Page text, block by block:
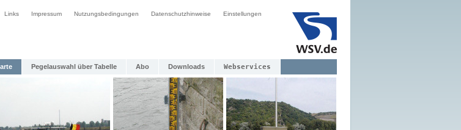
Links Impressum Nutzungsbedingungen Datenschutzhinweise Einstellungen
Pegelauswahl über Tabelle Abo Downloads Webservices